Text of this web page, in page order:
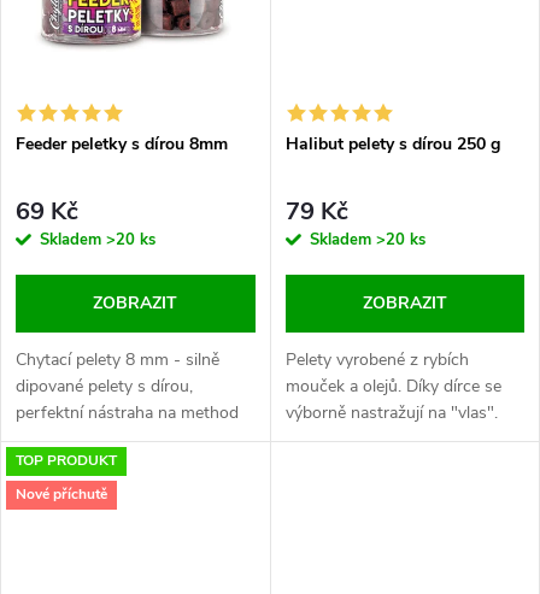
ů
Feeder peletky s dírou 8mm
69 Kč
Skladem >20 ks
ZOBRAZIT
Chytací pelety 8 mm - silně
dipované pelety s dírou,
perfektní nástraha na method
feeder. Mnoho příchutí.
Halibut pelety s dírou 250 g
79 Kč
Skladem >20 ks
ZOBRAZIT
Pelety vyrobené z rybích
mouček a olejů. Díky dírce se
výborně nastražují na "vlas".
Průměr 14 mm a 20 mm. Balení
TOP PRODUKT
Nové příchutě